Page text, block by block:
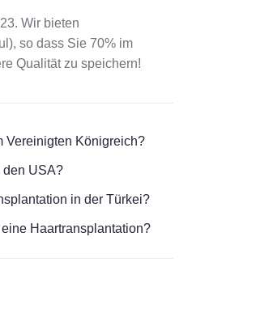
Wir bieten
so dass Sie 70% im
Qualität zu speichern!
Vereinigten Königreich?
den USA?
in der Türkei?
Haartransplantation?